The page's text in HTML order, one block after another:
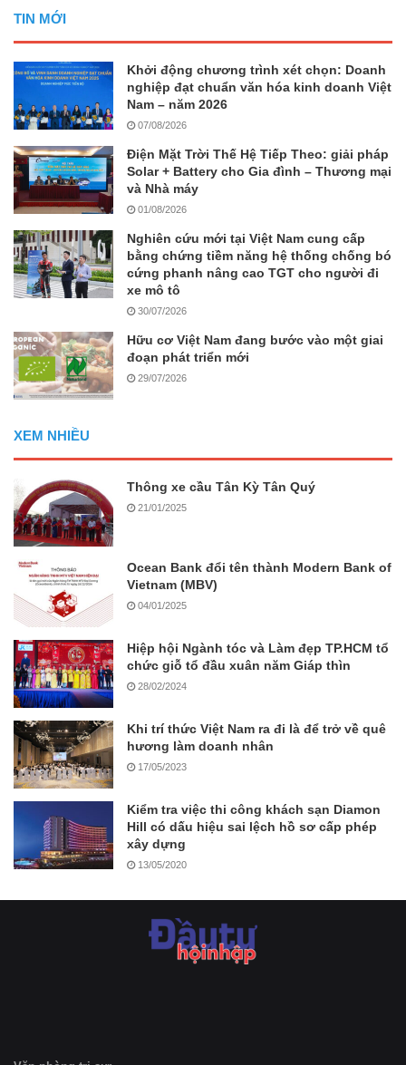
TIN MỚI
Khởi động chương trình xét chọn: Doanh
nghiệp đạt chuẩn văn hóa kinh doanh Việt
Nam – năm 2026
07/08/2026
Điện Mặt Trời Thế Hệ Tiếp Theo: giải pháp
Solar + Battery cho Gia đình – Thương mại
và Nhà máy
01/08/2026
Nghiên cứu mới tại Việt Nam cung cấp
bằng chứng tiềm năng hệ thống chống bó
cứng phanh nâng cao TGT cho người đi
xe mô tô
30/07/2026
Hữu cơ Việt Nam đang bước vào một giai
đoạn phát triển mới
29/07/2026
XEM NHIỀU
Thông xe cầu Tân Kỳ Tân Quý
21/01/2025
Ocean Bank đổi tên thành Modern Bank of
Vietnam (MBV)
04/01/2025
Hiệp hội Ngành tóc và Làm đẹp TP.HCM tổ
chức giỗ tổ đầu xuân năm Giáp thìn
28/02/2024
Khi trí thức Việt Nam ra đi là để trở về quê
hương làm doanh nhân
17/05/2023
Kiểm tra việc thi công khách sạn Diamon
Hill có dấu hiệu sai lệch hồ sơ cấp phép
xây dựng
13/05/2020